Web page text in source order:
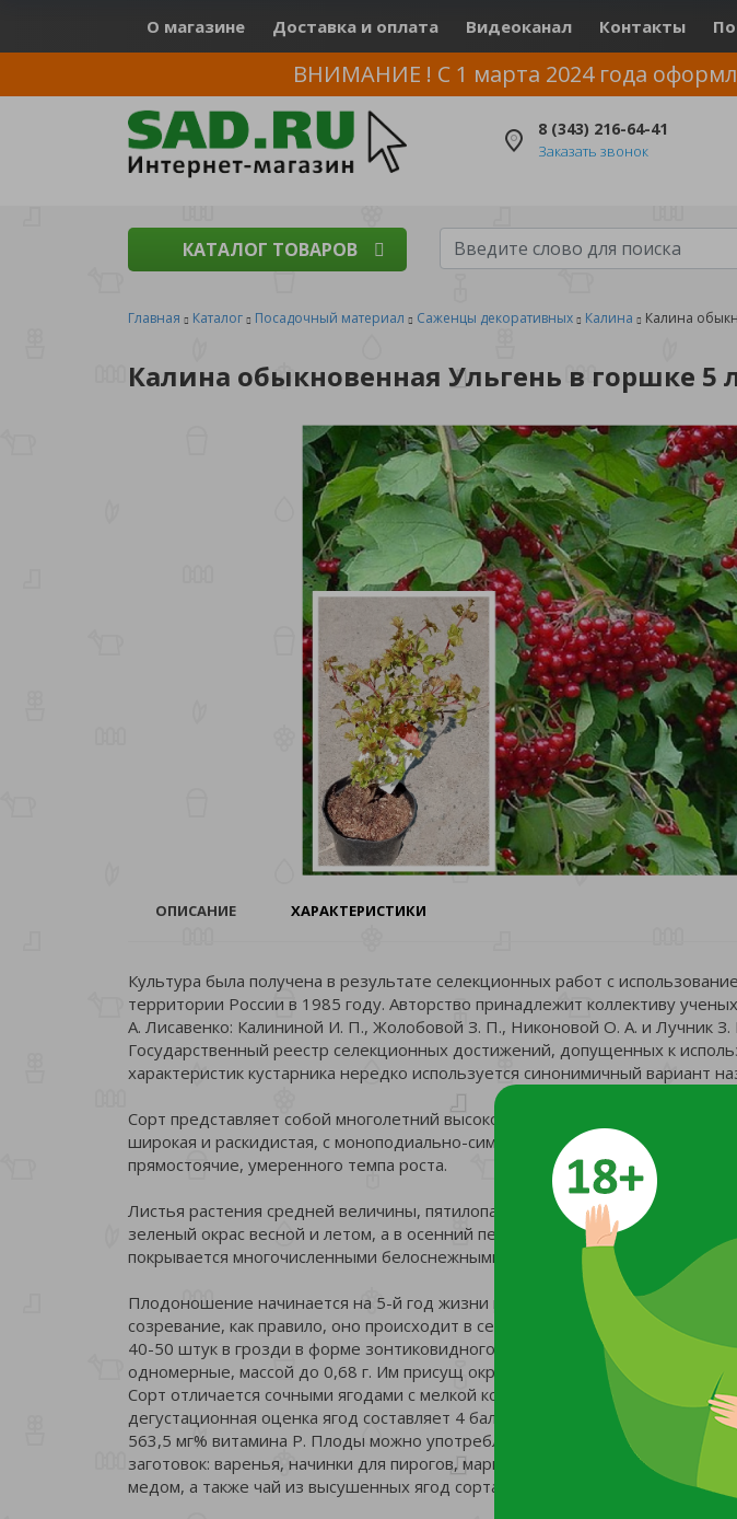
О магазине Доставка и оплата Видеоканал Контакты
ВНИМАНИЕ ! С 1 марта 2024 года
8 (343) 216-64-41
Заказать звонок
КАТАЛОГ ТОВАРОВ
Главная Каталог Посадочный материал Саженцы декоративных Калина Калина
Калина обыкновенная Ульгень в горшке 5
ОПИСАНИЕ ХАРАКТЕРИСТИКИ
Культура была получена в результате селекционных работ с
территории России в 1985 году. Авторство принадлежит коллективу
А. Лисавенко: Калининой И. П., Жолобовой З. П., Никоновой О. А. и Лучник
Государственный реестр селекционных достижений, допущенных к
характеристик кустарника нередко используется синонимичный вариант
Сорт представляет собой многолетний высокорослый ягодный кустарник
широкая и раскидистая, с моноподиально-симподиальным ветвлением.
прямостоячие, умеренного темпа роста.
Листья растения средней величины, пятилопастной формы, расположены
зеленый окрас весной и летом, а в осенний период они становятся
покрывается многочисленными белоснежными цветами.
Плодоношение начинается на 5-й год жизни кустарника. Съедобным
созревание, как правило, оно происходит в середине сентября. Для
40-50 штук в грозди в форме зонтиковидного щитка. Шаровидно-
одномерные, массой до 0,68 г. Им присущ окрас интенсивно-красного
Сорт отличается сочными ягодами с мелкой косточкой. Вкус плодов
дегустационная оценка ягод составляет 4 балла. В их составе имеются
563,5 мг% витамина P. Плоды можно употреблять как в свежем виде, так и
заготовок: варенья, начинки для пирогов, мармелада. Полезным
медом, а также чай из высушенных ягод сорта Ульгень.